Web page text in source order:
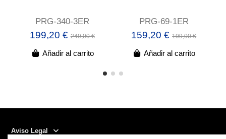
PRG-340-3ER
199,20 €249,00 €
Añadir al carrito
PRG-69-1ER
159,20 €199,00 €
Añadir al carrito
Aviso Legal